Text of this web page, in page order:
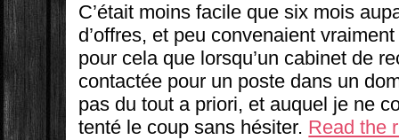
C’était moins facile que six mois
d’offres, et peu convenaient
pour cela que lorsqu’un cabinet de
contactée pour un poste dans un
pas du tout a priori, et auquel je ne
tenté le coup sans hésiter. Read the